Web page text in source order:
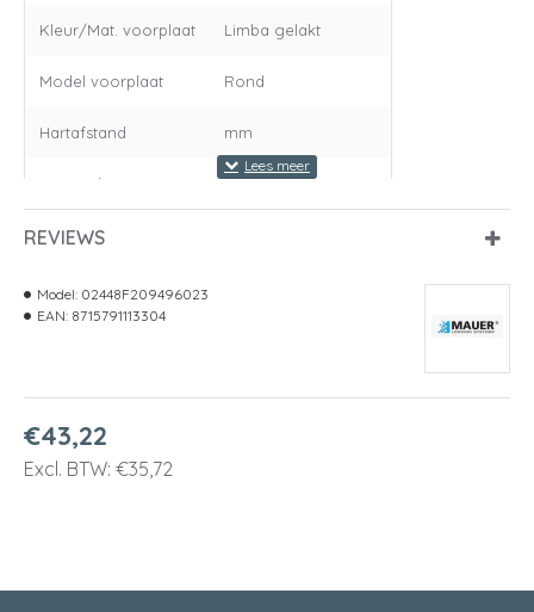
Kleur/Mat. voorplaat Limba gelakt
Model voorplaat Rond
Hartafstand mm
Draairichting Rs
Materiaal
Krukgat
REVIEWS
€43,22
Excl. BTW: €35,72
Model: 02448F209496023
EAN: 8715791113304